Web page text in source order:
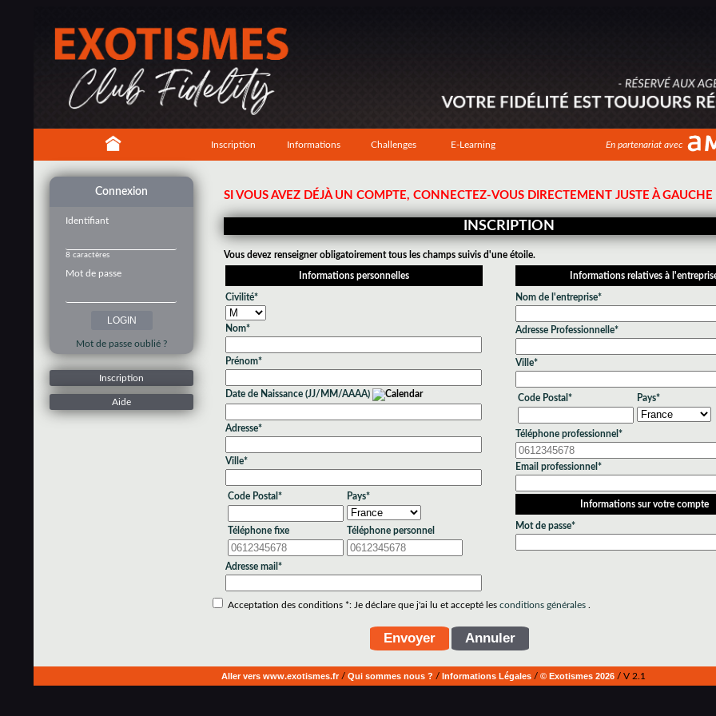
Inscription Informations Challenges E-Learning En partenariat avec
Connexion
Identifiant
8 caractères
Mot de passe
Mot de passe oublié ?
Inscription
Aide
SI VOUS AVEZ DÉJÀ UN COMPTE, CONNECTEZ-VOUS DIRECTEMENT JUSTE À GAUCHE
INSCRIPTION
Vous devez renseigner obligatoirement tous les champs suivis d'une étoile.
Informations personnelles
Civilité*
Nom*
Prénom*
Date de Naissance (JJ/MM/AAAA)
Adresse*
Ville*
Code Postal* Pays*
Téléphone fixe Téléphone personnel
Adresse mail*
Informations relatives à
Nom de l'entreprise*
Adresse Professionnelle*
Ville*
Code Postal* Pays*
Téléphone professionnel*
Email professionnel*
Informations sur votre compte
Mot de passe*
Acceptation des conditions *: Je déclare que j'ai lu et accepté les conditions générales
Aller vers www.exotismes.fr/ Qui sommes nous ? / Informations Légales/ © Exotismes 2026/ V 2.1